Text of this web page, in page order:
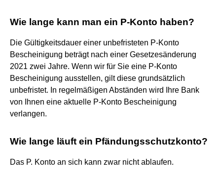
Wie lange kann man ein P-Konto haben?
Die Gültigkeitsdauer einer unbefristeten P-Konto
Bescheinigung beträgt nach einer Gesetzesänderung
2021 zwei Jahre. Wenn wir für Sie eine P-Konto
Bescheinigung ausstellen, gilt diese grundsätzlich
unbefristet. In regelmäßigen Abständen wird Ihre Bank
von Ihnen eine aktuelle P-Konto Bescheinigung
verlangen.
Wie lange läuft ein Pfändungsschutzkonto?
Das P. Konto an sich kann zwar nicht ablaufen.